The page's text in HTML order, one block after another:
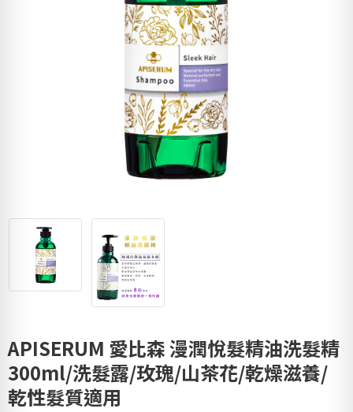
APISERUM 愛比森 漫潤悅髮精油洗髮精
300ml/洗髮露/玫瑰/山茶花/乾燥滋養/
乾性髮質適用